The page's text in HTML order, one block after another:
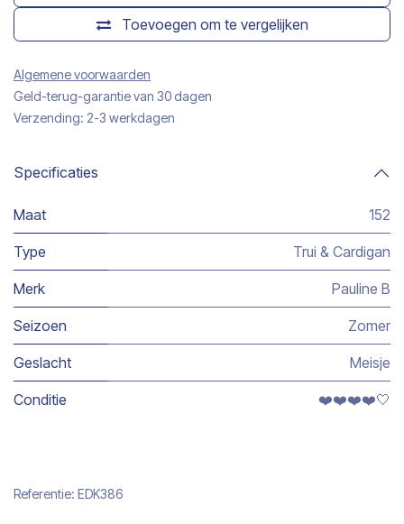
Toevoegen om te vergelijken
Algemene voorwaarden
Geld-terug-garantie van 30 dagen
Verzending: 2-3 werkdagen
Specificaties
Maat 152
Type Trui & Cardigan
Merk Pauline B
Seizoen Zomer
Geslacht Meisje
Conditie ❤️❤️❤️❤️🤍
Referentie: EDK386